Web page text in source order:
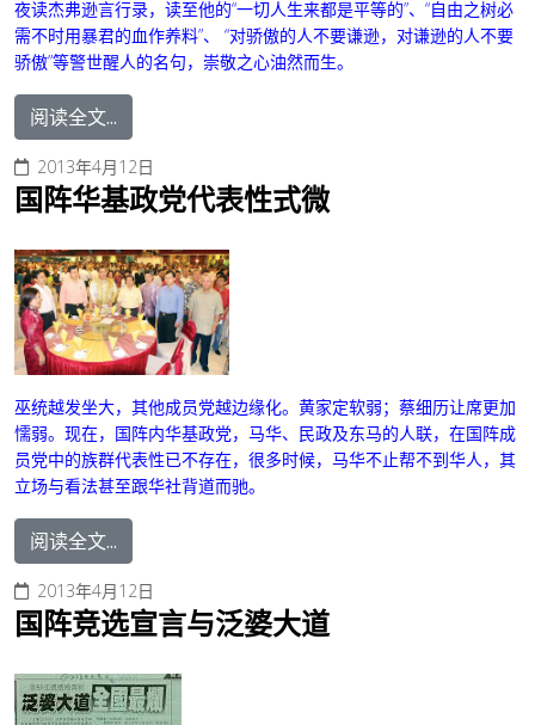
夜读杰弗逊言行录，读至他的“一切人生来都是平等的”、“自由之树必
需不时用暴君的血作养料”、 “对骄傲的人不要谦逊，对谦逊的人不要
骄傲”等警世醒人的名句，崇敬之心油然而生。
阅读全文...
2013年4月12日
国阵华基政党代表性式微
巫统越发坐大，其他成员党越边缘化。黄家定软弱；蔡细历让席更加
懦弱。现在，国阵内华基政党，马华、民政及东马的人联，在国阵成
员党中的族群代表性已不存在，很多时候，马华不止帮不到华人，其
立场与看法甚至跟华社背道而驰。
阅读全文...
2013年4月12日
国阵竞选宣言与泛婆大道